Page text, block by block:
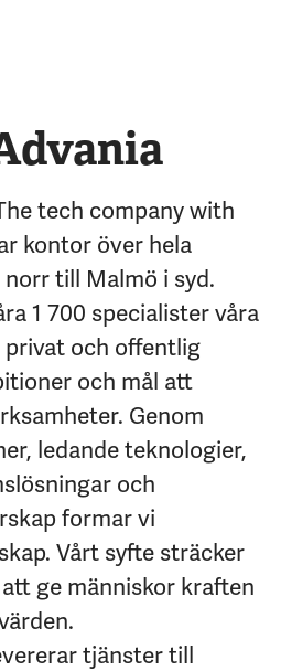
tech company with
kontor över hela
till Malmö i syd.
1 700 specialister våra
privat och offentlig
och mål att
Genom
ledande teknologier,
och
formar vi
Vårt syfte sträcker
ge människor kraften
tjänster till